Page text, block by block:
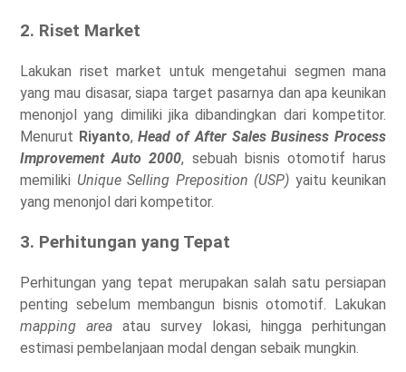
2. Riset Market
Lakukan riset market untuk mengetahui segmen mana
yang mau disasar, siapa target pasarnya dan apa keunikan
menonjol yang dimiliki jika dibandingkan dari kompetitor.
Menurut Riyanto,Head of After Sales Business Process
Improvement Auto 2000, sebuah bisnis otomotif harus
memiliki Unique Selling Preposition (USP) yaitu keunikan
yang menonjol dari kompetitor.
3. Perhitungan yang Tepat
Perhitungan yang tepat merupakan salah satu persiapan
penting sebelum membangun bisnis otomotif. Lakukan
mapping area atau survey lokasi, hingga perhitungan
estimasi pembelanjaan modal dengan sebaik mungkin.